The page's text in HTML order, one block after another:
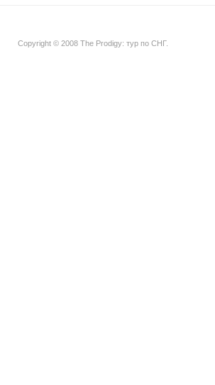
Copyright © 2008 The Prodigy: тур по СНГ.